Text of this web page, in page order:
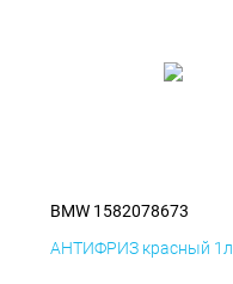
BMW 1582078673
АНТИФРИЗ красный 1л.